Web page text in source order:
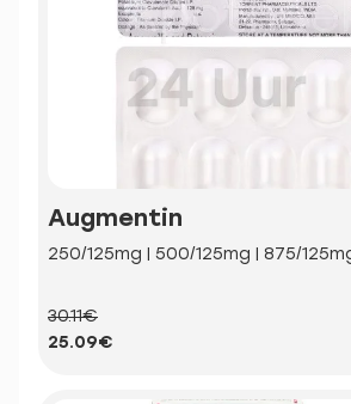
Augmentin
250/125mg | 500/125mg | 875/
30.11€
25.09€